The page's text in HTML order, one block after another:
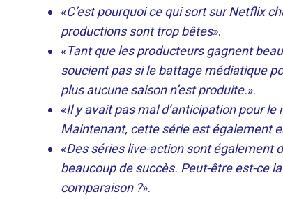
«C’est pourquoi ce qui sort sur Netflix
productions sont trop bêtes».
«Tant que les producteurs gagnent
soucient pas si le battage médiatique
plus aucune saison n’est produite.».
«Il y avait pas mal d’anticipation pour
Maintenant, cette série est également
«Des séries live-action sont également
beaucoup de succès. Peut-être est-ce
comparaison ?».